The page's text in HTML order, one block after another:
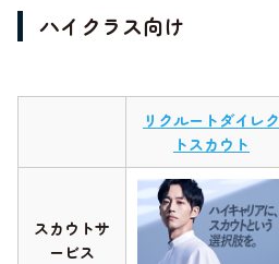
ハイクラス向け
リクルートダイレク
トスカウト
スカウトサ
ービス